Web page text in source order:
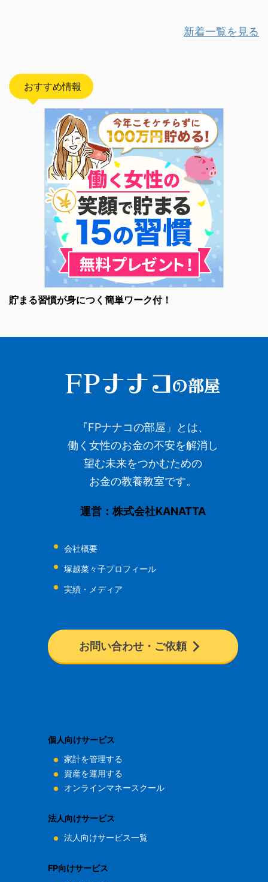
新着一覧を見る
おすすめ情報
貯まる習慣が身につく簡単ワーク付！
『FPナナコの部屋」とは、
働く女性のお金の不安を解消し
望む未来をつかむための
お金の教養教室です。
運営：株式会社KANATTA
会社概要
塚越菜々子プロフィール
実績・メディア
お問い合わせ・ご依頼
個人向けサービス
家計を管理する
資産を運用する
オンラインマネースクール
法人向けサービス
法人向けサービス一覧
FP向けサービス